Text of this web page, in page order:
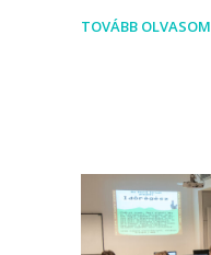
TOVÁBB OLVASOM